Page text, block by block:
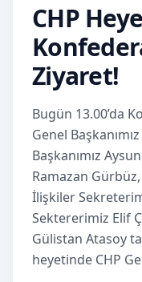
CHP
Ziyaret!
Bugün 13.00’da
Genel
Başkanımız
Ramazan
İlişkiler
Sektererimiz Elif
Gülistan Atasoy
heyetinde CHP